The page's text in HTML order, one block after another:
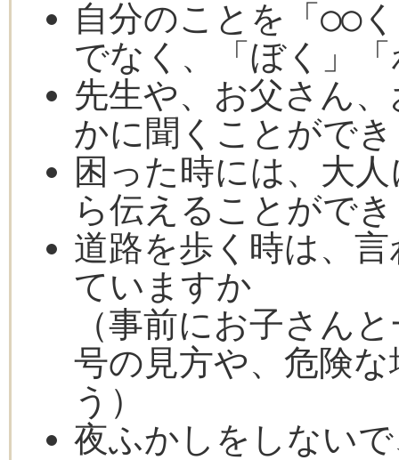
自分のことを「○○
でなく、「ぼく」
先生や、お父さん
かに聞くことがで
困った時には、大
ら伝えることがで
道路を歩く時は、
ていますか
（事前にお子さん
号の見方や、危険
う）
夜ふかしをしない